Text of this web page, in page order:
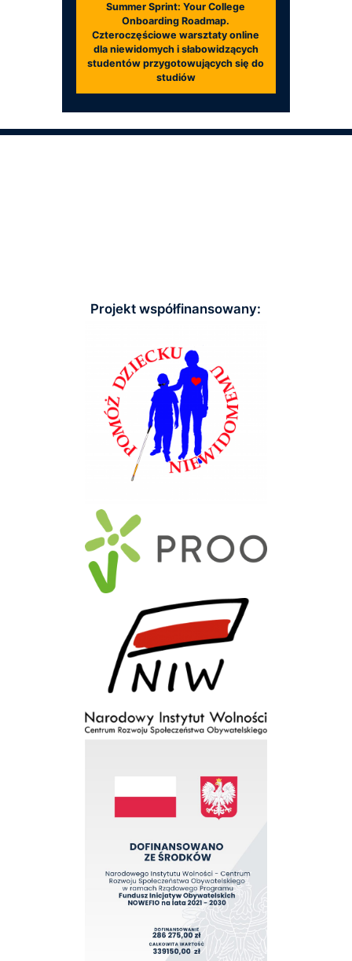
Summer Sprint: Your College
Onboarding Roadmap.
Czteroczęściowe warsztaty online
dla niewidomych i słabowidzących
studentów przygotowujących się do
studiów
Projekt współfinansowany: